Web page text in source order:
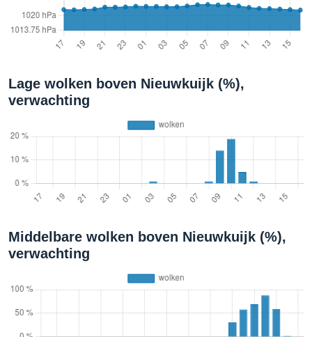
Lage wolken boven Nieuwkuijk (%),
verwachting
Middelbare wolken boven Nieuwkuijk (%),
verwachting